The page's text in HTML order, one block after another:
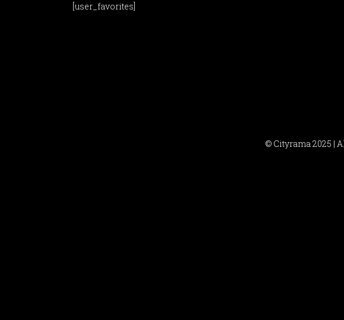
[user_favorites]
© Cityrama 2025 |